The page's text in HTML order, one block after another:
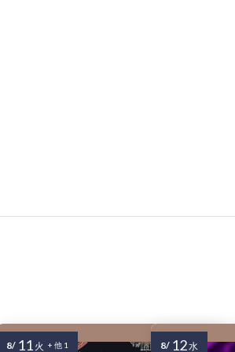
8/ 11 火 + 他 1 8/ 12水